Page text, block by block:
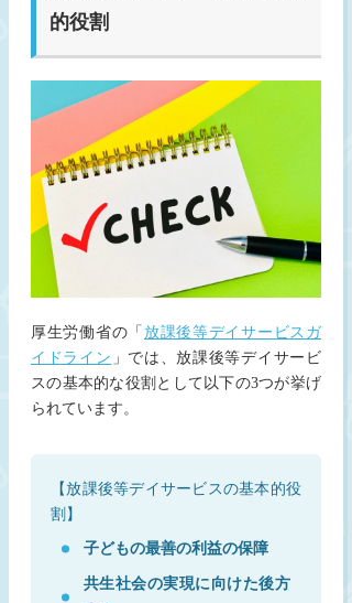
的役割
厚生労働省の「 放課後等デイサービスガ
イドライン 」では、放課後等デイサービ
スの基本的な役割として以下の3つが挙げ
られています。
【放課後等デイサービスの基本的役
割】
子どもの最善の利益の保障
共生社会の実現に向けた後方